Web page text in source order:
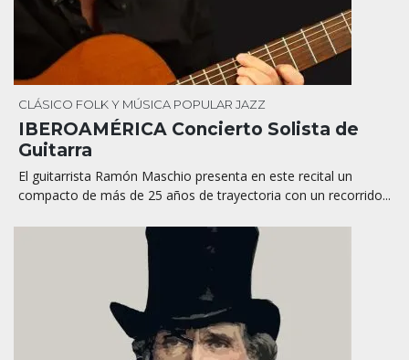
CLÁSICO FOLK Y MÚSICA POPULAR JAZZ
IBEROAMÉRICA Concierto Solista de
Guitarra
El guitarrista Ramón Maschio presenta en este recital un
compacto de más de 25 años de trayectoria con un recorrido...